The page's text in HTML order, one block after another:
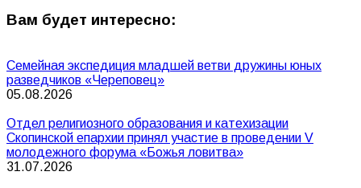
Вам будет интересно:
Семейная экспедиция младшей ветви дружины юных
разведчиков «Череповец»
05.08.2026
Отдел религиозного образования и катехизации
Скопинской епархии принял участие в проведении V
молодежного форума «Божья ловитва»
31.07.2026